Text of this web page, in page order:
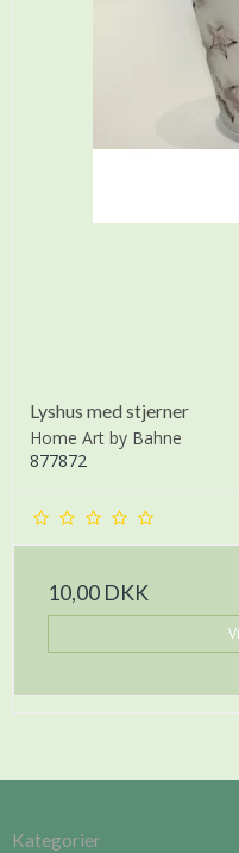
Lyshus med stjerner
Home Art by Bahne
877872
10,00 DKK
Kategorier